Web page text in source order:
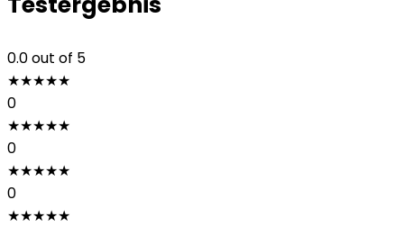
0.0out of 5
★★★★★
0
★★★★★
0
★★★★★
0
★★★★★